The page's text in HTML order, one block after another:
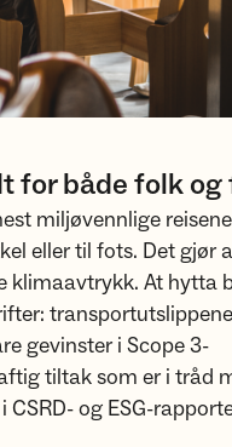
for både folk og
miljøvennlige
eller til fots. Det gjør
klimaavtrykk. At hytta
gevinster i Scope 3-
tiltak som er i tråd
og ESG-